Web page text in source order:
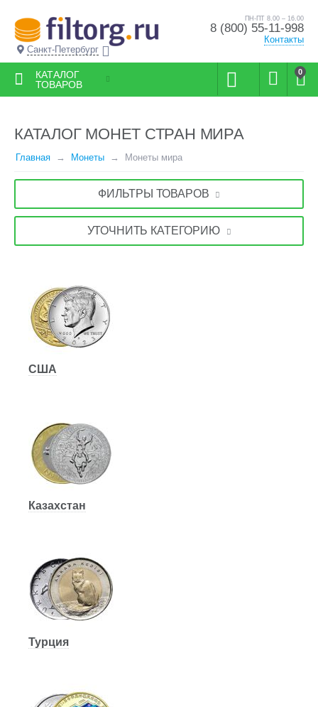
Санкт-Петербург
ПН-ПТ 8.00 – 16.00
8 (800) 55-11-998
Контакты
0
КАТАЛОГ
ТОВАРОВ
КАТАЛОГ МОНЕТ СТРАН МИРА
Главная Монеты Монеты мира
ФИЛЬТРЫ ТОВАРОВ
УТОЧНИТЬ КАТЕГОРИЮ
США
Казахстан
Турция